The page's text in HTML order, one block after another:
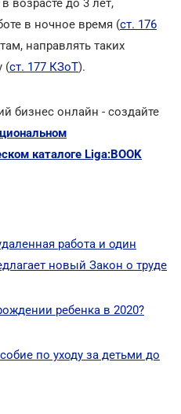
возрасте до 3 лет,
в ночное время (ст. 176
направлять таких
(ст. 177 КЗоТ).
бизнес онлайн - создайте
каталоге Liga:BOOK
работа и один
новый Закон о труде
ребенка в 2020?
по уходу за детьми до